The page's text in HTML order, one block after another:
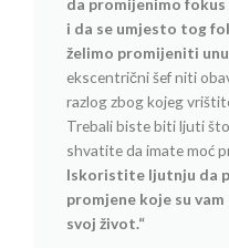
i da se umjesto tog
želimo promijeniti
ekscentrični šef niti
razlog zbog kojeg
Trebali biste biti ljuti
shvatite da imate moć
Iskoristite ljutnju da
promjene koje su
svoj život.“